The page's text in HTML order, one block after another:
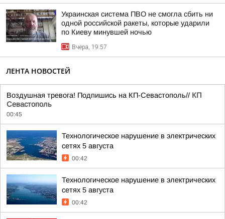
Украинская система ПВО не смогла сбить ни
одной российской ракеты, которые ударили
по Киеву минувшей ночью
Вчера, 19:57
ЛЕНТА НОВОСТЕЙ
Воздушная тревога! Подпишись на КП-Севастополь// КП
Севастополь
00:45
Технологическое нарушение в электрических
сетях 5 августа
00:42
Технологическое нарушение в электрических
сетях 5 августа
00:42